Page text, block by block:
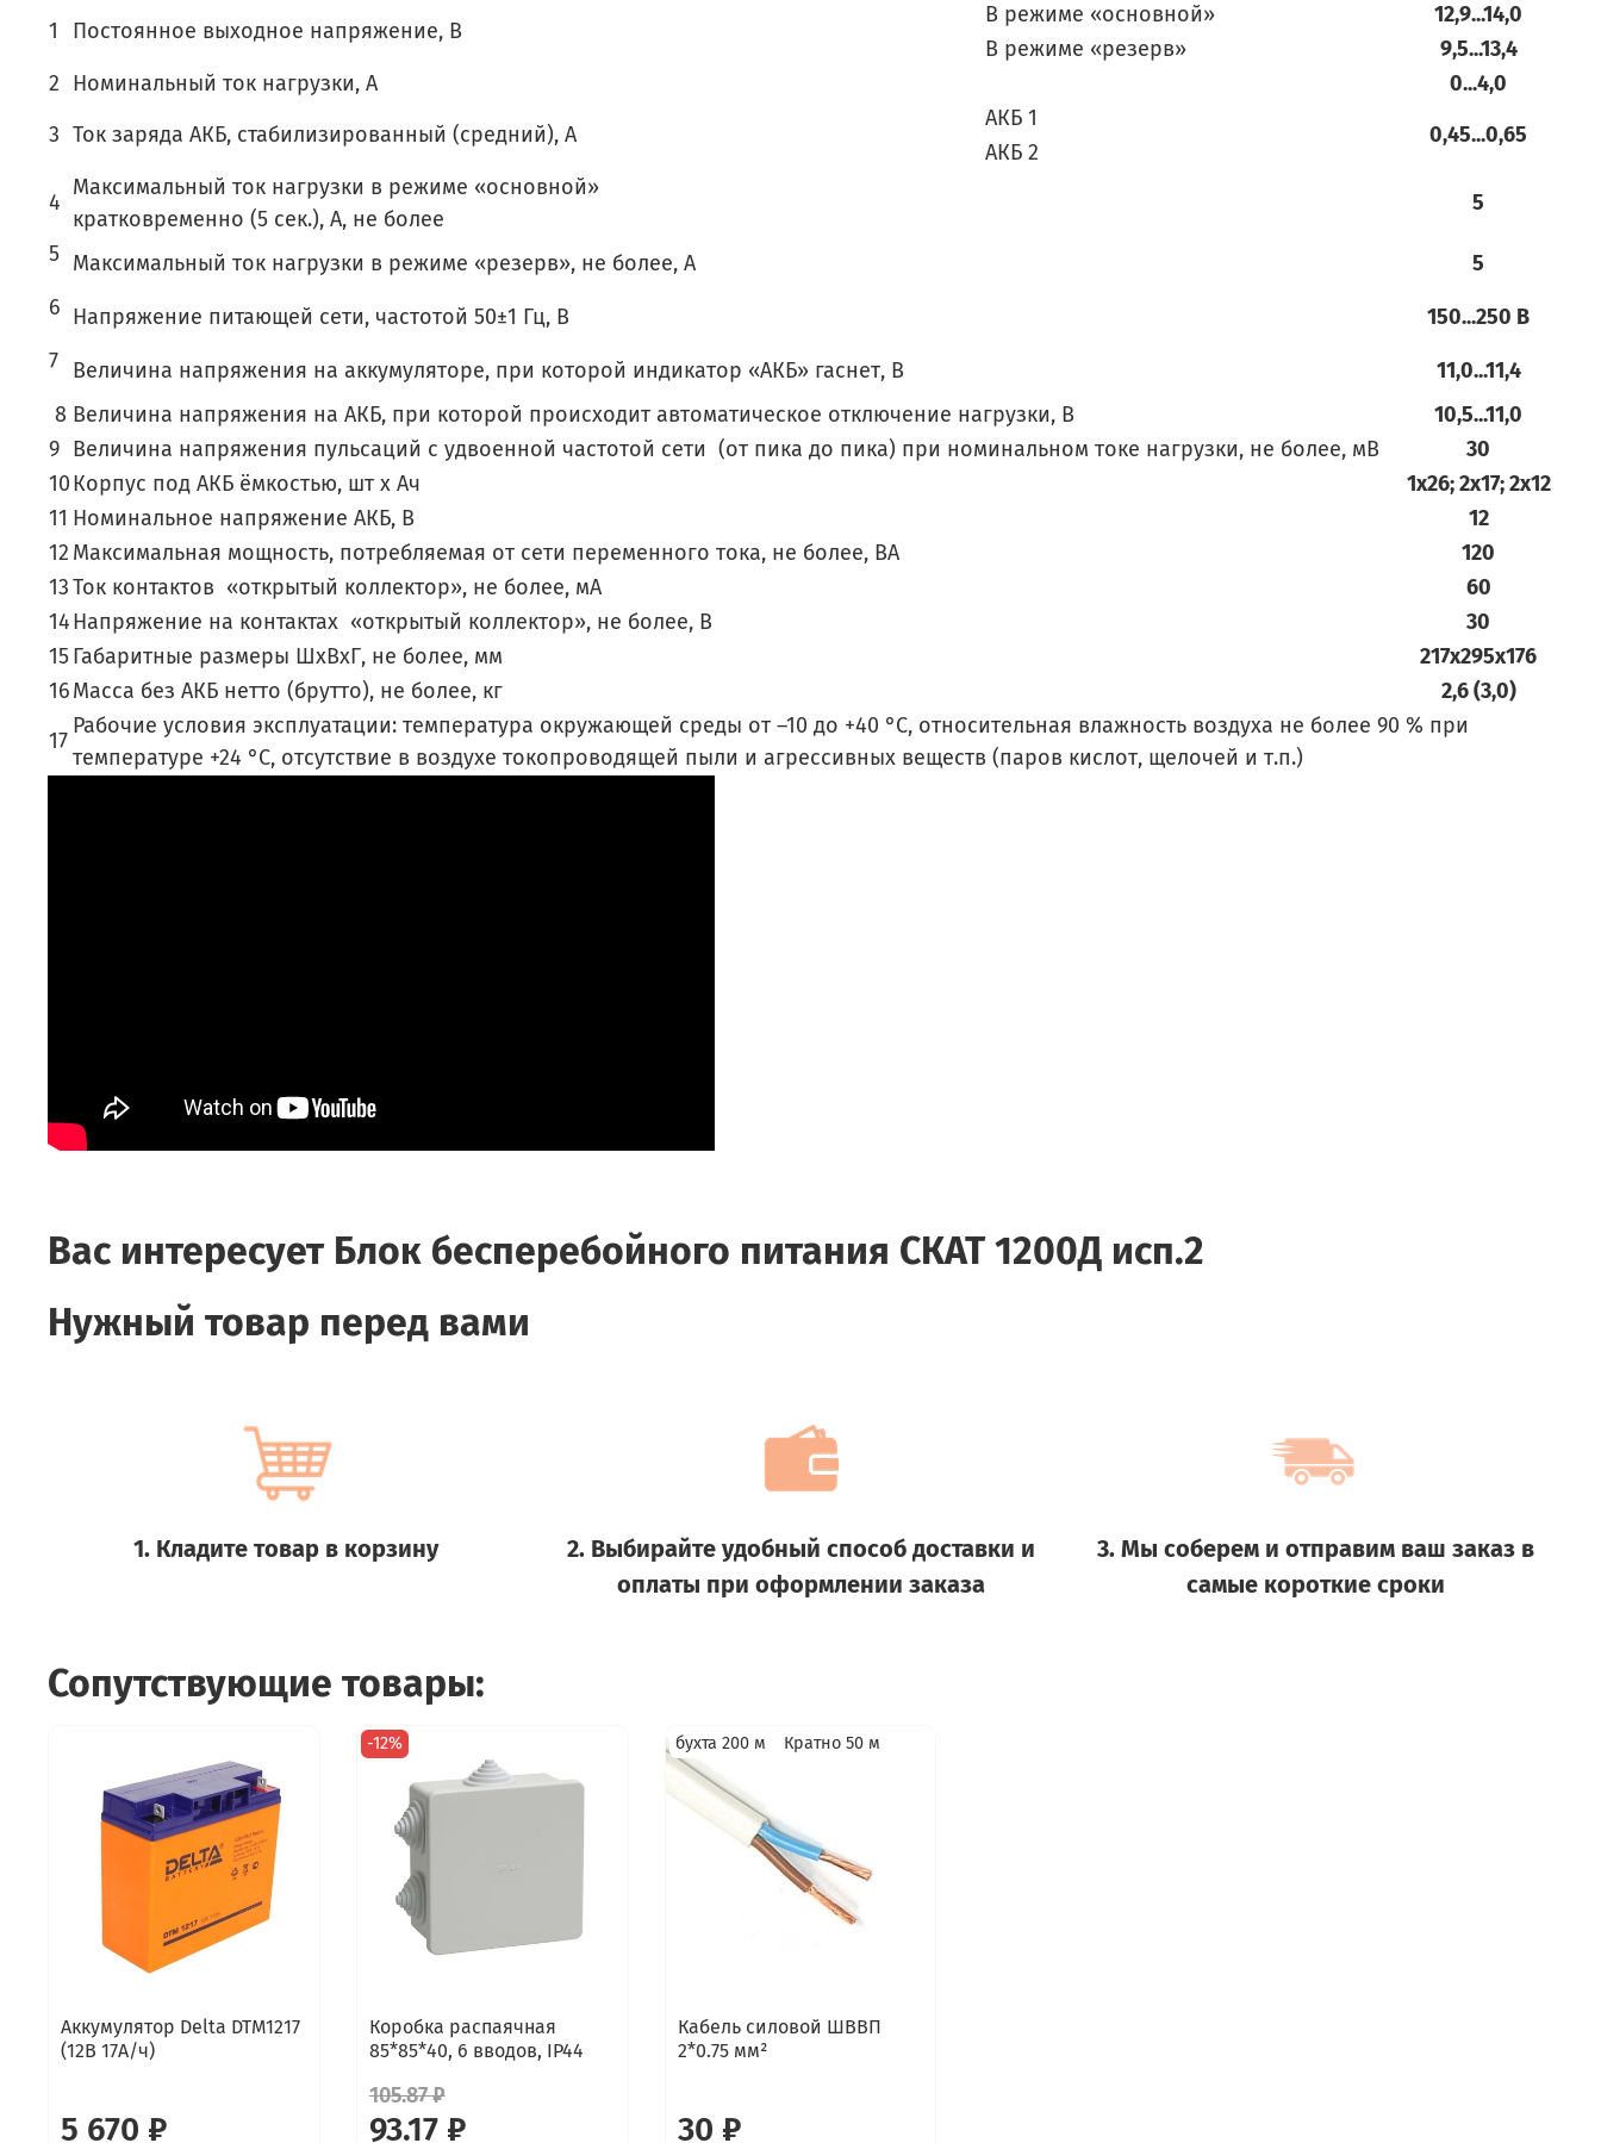
1
Постоянное выходное напряжение, В
В режиме «основной»
12,9...14,0
В режиме «резерв»
9,5...13,4
2 Номинальный ток нагрузки, А
0...4,0
3 Ток заряда АКБ, стабилизированный (средний), А
АКБ 1
0,45...0,65
АКБ 2
4
Максимальный ток нагрузки в режиме «основной»
кратковременно (5 сек.), А, не более
5
5 Максимальный ток нагрузки в режиме «резерв», не более, А
5
6 Напряжение питающей сети, частотой 50±1 Гц, В
150...250 В
7 Величина напряжения на аккумуляторе, при которой индикатор «АКБ» гаснет, В
11,0...11,4
8 Величина напряжения на АКБ, при которой происходит автоматическое отключение нагрузки, В
10,5...11,0
9 Величина напряжения пульсаций с удвоенной частотой сети (от пика до пика) при номинальном токе нагрузки, не более, мВ
30
10Корпус под АКБ ёмкостью, шт х Ач
1х26; 2х17; 2х12
11 Номинальное напряжение АКБ, В
12
12 Максимальная мощность, потребляемая от сети переменного тока, не более, ВА
120
13Ток контактов «открытый коллектор», не более, мА
60
14Напряжение на контактах «открытый коллектор», не более, В
30
15Габаритные размеры ШхВхГ, не более, мм
217х295х176
16Масса без АКБ нетто (брутто), не более, кг
2,6 (3,0)
17
Рабочие условия эксплуатации: температура окружающей среды от –10 до +40 °С, относительная влажность воздуха не более 90 % при
температуре +24 °С, отсутствие в воздухе токопроводящей пыли и агрессивных веществ (паров кислот, щелочей и т.п.)
Вас интересует Блок бесперебойного питания СКАТ 1200Д исп.2
Нужный товар перед вами
1. Кладите товар в корзину
2. Выбирайте удобный способ доставки и
оплаты при оформлении заказа
3. Мы соберем и отправим ваш заказ в
самые короткие сроки
Сопутствующие товары:
Аккумулятор Delta DTM1217
(12В 17А/ч)
5 670 ₽
-12%
Коробка распаячная
85*85*40, 6 вводов, IP44
105.87 ₽
93.17 ₽
бухта 200 м Кратно 50 м
Кабель силовой ШВВП
2*0.75 мм²
30 ₽